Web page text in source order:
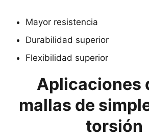
Mayor resistencia
Durabilidad superior
Flexibilidad superior
Aplicaciones
mallas de
torsión